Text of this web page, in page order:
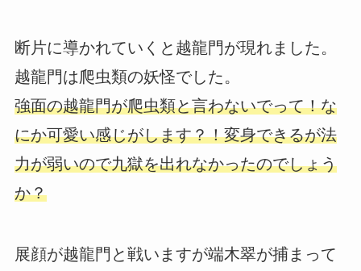
断片に導かれていくと越龍門が現れました。
越龍門は爬虫類の妖怪でした。
強面の越龍門が爬虫類と言わないでって！な
にか可愛い感じがします？！変身できるが法
力が弱いので九獄を出れなかったのでしょう
か？
展顔が越龍門と戦いますが端木翠が捕まって